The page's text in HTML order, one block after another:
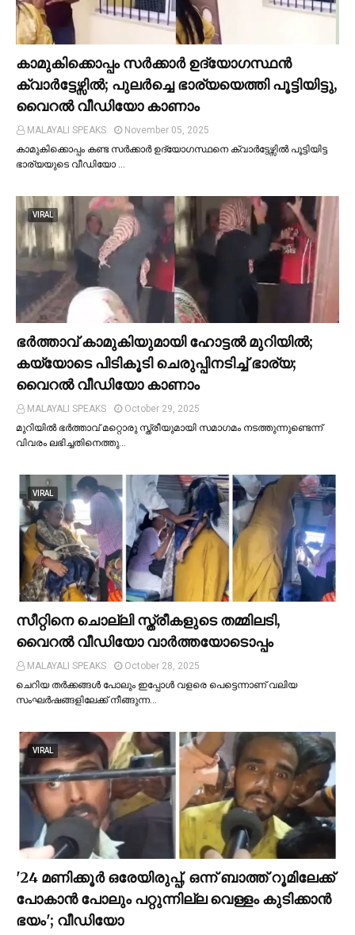
കാമുകിക്കൊപ്പം സര്‍ക്കാര്‍ ഉദ്യോഗസ്ഥൻ
ക്വാര്‍ട്ടേഴ്സില്‍; പുലര്‍ച്ചെ ഭാര്യയെത്തി പൂട്ടിയിട്ടു,
വൈറല്‍ വീഡിയോ കാണാം
MALAYALI SPEAKS
November 05, 2025
കാമുകിക്കൊപ്പം കണ്ട സർക്കാർ ഉദ്യോഗസ്ഥനെ ക്വാർട്ടേഴ്സില്‍ പൂട്ടിയിട്ട
ഭാര്യയുടെ വീഡിയോ …
VIRAL
ഭര്‍ത്താവ് കാമുകിയുമായി ഹോട്ടല്‍ മുറിയില്‍;
കയ്യോടെ പിടികൂടി ചെരുപ്പിനടിച്ച്‌ ഭാര്യ;
വൈറൽ വീഡിയോ കാണാം
MALAYALI SPEAKS
October 29, 2025
മുറിയില്‍ ഭർത്താവ് മറ്റൊരു സ്ത്രീയുമായി സമാഗമം നടത്തുന്നുണ്ടെന്ന്
വിവരം ലഭിച്ചതിനെത്തു…
VIRAL
സീറ്റിനെ ചൊല്ലി സ്ത്രീകളുടെ തമ്മിലടി,
വൈറല്‍ വീഡിയോ വാർത്തയോടൊപ്പം
MALAYALI SPEAKS
October 28, 2025
ചെറിയ തര്‍ക്കങ്ങള്‍ പോലും ഇപ്പോള്‍ വളരെ പെട്ടെന്നാണ് വലിയ
സംഘര്‍ഷങ്ങളിലേക്ക് നീങ്ങുന്ന…
VIRAL
'24 മണിക്കൂര്‍ ഒരേയിരുപ്പ്, ഒന്ന് ബാത്ത് റൂമിലേക്ക്
പോകാന്‍ പോലും പറ്റുന്നില്ല വെള്ളം കുടിക്കാന്‍
ഭയം'; വീഡിയോ